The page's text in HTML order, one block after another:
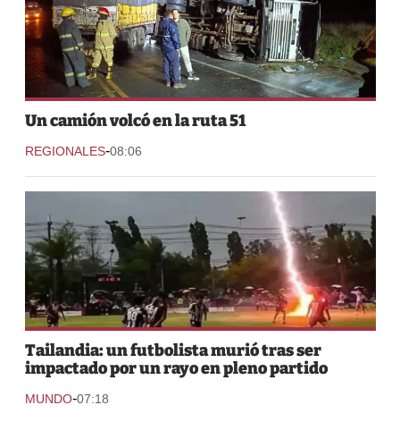
Un camión volcó en la ruta 51
REGIONALES-08:06
Tailandia: un futbolista murió tras ser
impactado por un rayo en pleno partido
MUNDO-07:18